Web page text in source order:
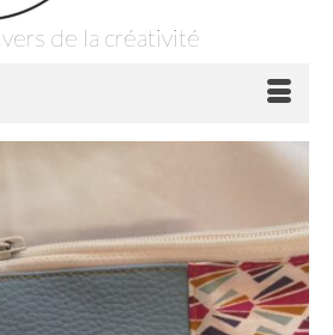
de la créativité